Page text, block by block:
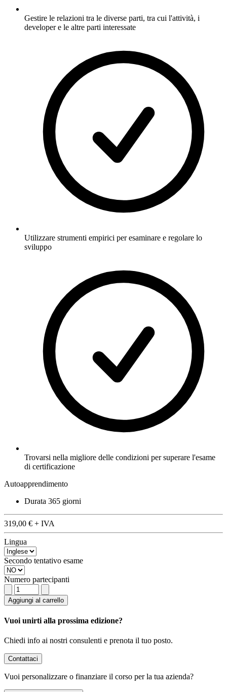
Gestire le relazioni tra le diverse parti, tra cui l'attività, i
developer e le altre parti interessate
Utilizzare strumenti empirici per esaminare e regolare lo
sviluppo
Trovarsi nella migliore delle condizioni per superare l'esame
di certificazione
Autoapprendimento
Durata 365 giorni
319,00 € + IVA
Lingua
Secondo tentativo esame
Numero partecipanti
Aggiungi al carrello
Vuoi unirti alla prossima edizione?
Chiedi info ai nostri consulenti e prenota il tuo posto.
Contattaci
Vuoi personalizzare o finanziare il corso per la tua azienda?